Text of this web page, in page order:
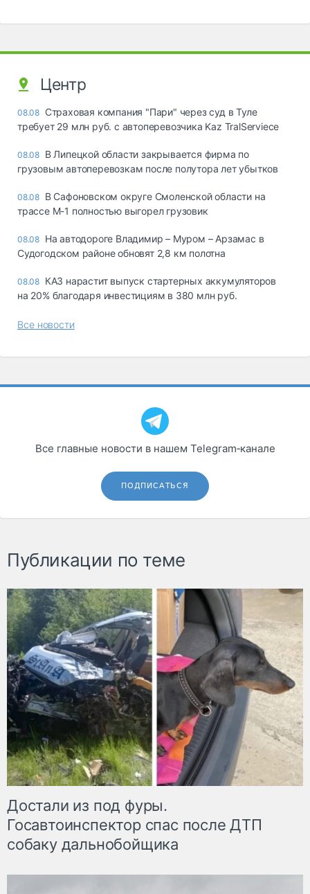
Центр
08.08 Страховая компания "Пари" через суд в Туле
требует 29 млн руб. с автоперевозчика Kaz TralServiece
08.08 В Липецкой области закрывается фирма по
грузовым автоперевозкам после полутора лет убытков
08.08 В Сафоновском округе Смоленской области на
трассе М-1 полностью выгорел грузовик
08.08 На автодороге Владимир – Муром – Арзамас в
Судогодском районе обновят 2,8 км полотна
08.08 КАЗ нарастит выпуск стартерных аккумуляторов
на 20% благодаря инвестициям в 380 млн руб.
Все новости
Все главные новости в нашем Telegram‑канале
ПОДПИСАТЬСЯ
Публикации по теме
Достали из под фуры.
Госавтоинспектор спас после ДТП
собаку дальнобойщика